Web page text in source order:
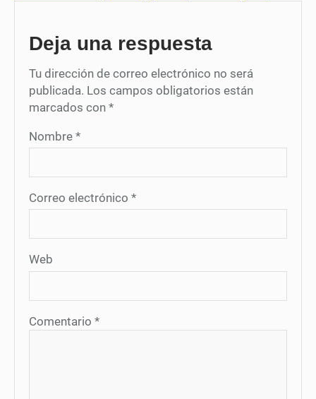
Deja una respuesta
Tu dirección de correo electrónico no será
publicada. Los campos obligatorios están
marcados con *
Nombre *
Correo electrónico *
Web
Comentario *